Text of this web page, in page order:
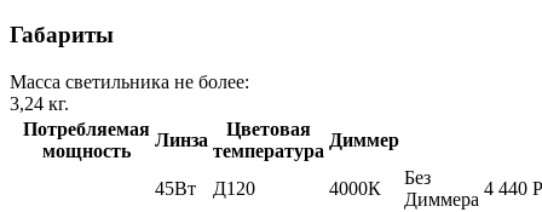
Габариты
Масса светильника не более:
3,24 кг.
Потребляемая
мощность
Линза
Цветовая
температура
Диммер
45Вт Д120 4000К
Без
Диммера
4 440 Р